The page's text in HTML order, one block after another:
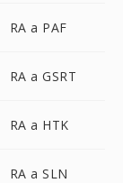
RA a PAF
RA a GSRT
RA a HTK
RA a SLN